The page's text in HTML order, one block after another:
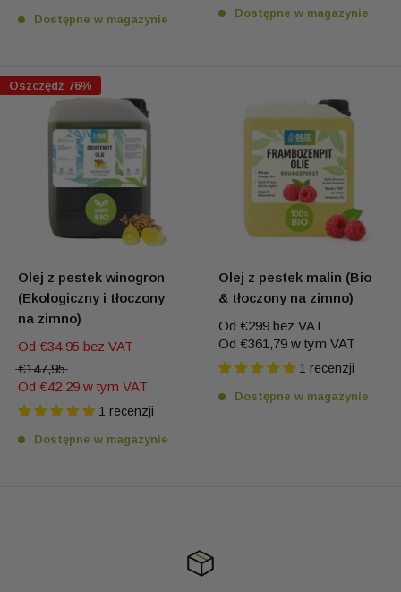
Dostępne w magazynie Dostępne w magazynie
Oszczędź 76%
Olej z pestek winogron
(Ekologiczny i tłoczony
na zimno)
Od €34,95 bez VAT
€147,95
Od €42,29 w tym VAT
1 recenzji
Dostępne w magazynie
Olej z pestek malin (Bio
& tłoczony na zimno)
Od €299 bez VAT
Od €361,79 w tym VAT
1 recenzji
Dostępne w magazynie